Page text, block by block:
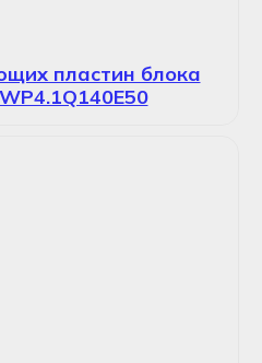
пластин блока